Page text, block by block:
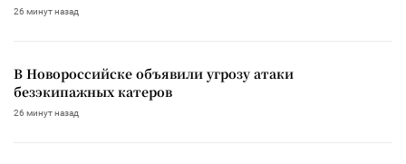
26 минут назад
В Новороссийске объявили угрозу атаки
безэкипажных катеров
26 минут назад